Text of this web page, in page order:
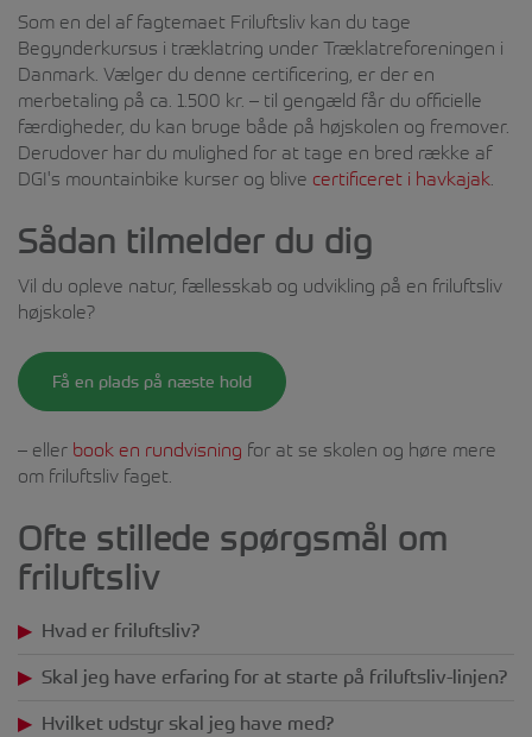
Som en del af fagtemaet Friluftsliv kan du tage
Begynderkursus i træklatring under Træklatreforeningen i
Danmark. Vælger du denne certificering, er der en
merbetaling på ca. 1.500 kr. – til gengæld får du officielle
færdigheder, du kan bruge både på højskolen og fremover.
Derudover har du mulighed for at tage en bred række af
DGI's mountainbike kurser og blive certificeret i havkajak.
Sådan tilmelder du dig
Vil du opleve natur, fællesskab og udvikling på en friluftsliv
højskole?
Få en plads på næste hold
– eller book en rundvisning for at se skolen og høre mere
om friluftsliv faget.
Ofte stillede spørgsmål om
friluftsliv
Hvad er friluftsliv?
Skal jeg have erfaring for at starte på friluftsliv-linjen?
Hvilket udstyr skal jeg have med?